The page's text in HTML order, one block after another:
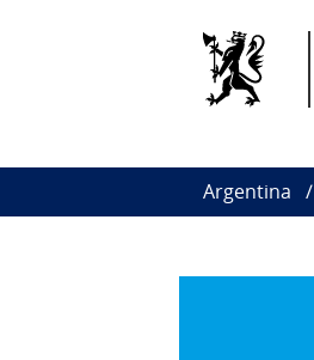
Argentina